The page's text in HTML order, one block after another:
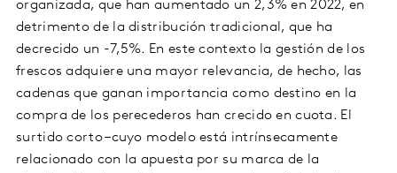
organizada, que han aumentado un 2,3% en 2022, en
detrimento de la distribución tradicional, que ha
decrecido un -7,5%. En este contexto la gestión de los
frescos adquiere una mayor relevancia, de hecho, las
cadenas que ganan importancia como destino en la
compra de los perecederos han crecido en cuota. El
surtido corto –cuyo modelo está intrínsecamente
relacionado con la apuesta por su marca de la